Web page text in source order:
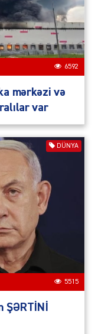
6592
mərkəzi və
var
DÜNYA
5515